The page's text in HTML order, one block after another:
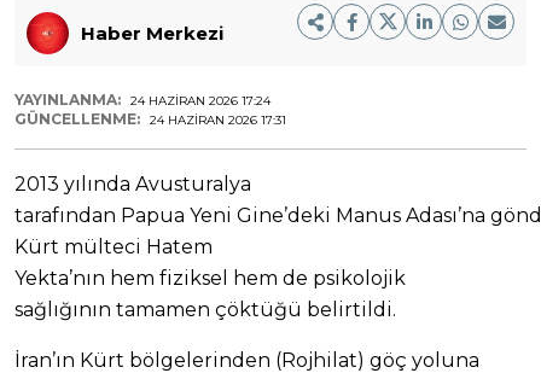
Haber Merkezi
YAYINLANMA: 24 HAZIRAN 2026 17:24
GÜNCELLENME: 24 HAZIRAN 2026 17:31
2013 yılında Avusturalya
tarafından Papua Yeni Gine’deki Manus Adası’na
Kürt mülteci Hatem
Yekta’nın hem fiziksel hem de psikolojik
sağlığının tamamen çöktüğü belirtildi.
İran’ın Kürt bölgelerinden (Rojhilat) göç yoluna